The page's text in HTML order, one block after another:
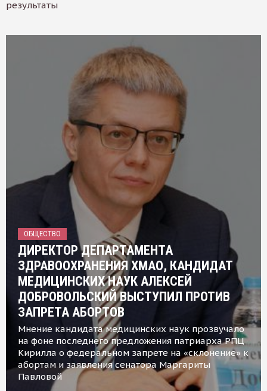
результаты
ОБЩЕСТВО
ДИРЕКТОР ДЕПАРТАМЕНТА
ЗДРАВООХРАНЕНИЯ ХМАО, КАНДИДАТ
МЕДИЦИНСКИХ НАУК АЛЕКСЕЙ
ДОБРОВОЛЬСКИЙ ВЫСТУПИЛ ПРОТИВ
ЗАПРЕТА АБОРТОВ
Мнение кандидата медицинских наук прозвучало
на фоне последнего предложения патриарха РПЦ
Кирилла о федеральном запрете на «склонение» к
абортам и заявления сенатора Маргариты
Павловой